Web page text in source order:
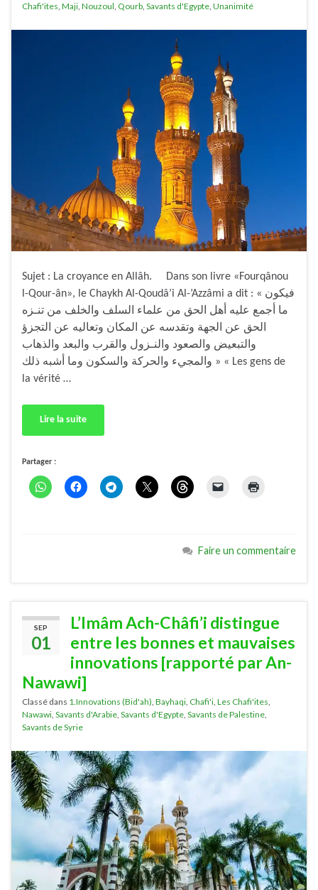
Chafi'ites, Maji, Nouzoul, Qourb, Savants d'Egypte, Unanimité
Sujet : La croyance en Allâh. Dans son livre «Fourqânou
l-Qour-ân», le Chaykh Al-Qoudâ’i Al-’Azzâmi a dit : « فيكون
ما أجمع عليه أهل الحق من علماء السلف والخلف من تنـزه
الحق عن الجهة وتقدسه عن المكان وتعاليه عن التجزؤ
والتبعيض والصعود والنـزول والقرب والبعد والذهاب
والمجيء والحركة والسكون وما أشبه ذلك » « Les gens de
la vérité …
Lire la suite
Partager :
Faire un commentaire
SEP
01
L’Imâm Ach-Châfi’i distingue
entre les bonnes et mauvaises
innovations [rapporté par An-
Nawawi]
Classé dans 1.Innovations (Bid'ah) Bayhaqi Chafi'i Les Chafi'ites
Nawawi Savants d'Arabie Savants d'Egypte Savants de Palestine
Savants de Syrie